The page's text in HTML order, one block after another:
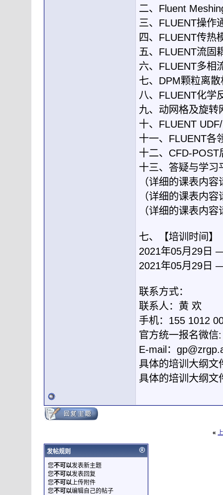
二、Fluent
三、FLUENT操作
四、FLUENT传热
五、FLUENT流固
六、FLUENT多相
七、DPM颗粒离
八、FLUENT化学
九、动网格及旋转
十、FLUENT
十一、FLUENT各
十二、CFD-
十三、答疑与学习
（详细的课表内
（详细的课表内
（详细的课表内
七、【培训时间】
2021年05月29日
2021年05月29日
联系方式：
联系人：黄 欢
手机：155 1012
官方统一报名微信
E-mail：
具体的培训大纲文
具体的培训大纲文
«
发帖规则
您不可以发表新主题
您不可以发表回复
您不可以上传附件
您不可以编辑自己的帖子